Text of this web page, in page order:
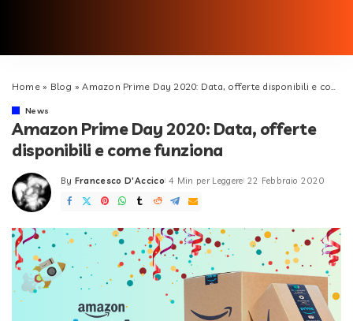
Home» Blog »Amazon Prime Day 2020: Data, offerte disponibili e come funziona
News
Amazon Prime Day 2020: Data, offerte
disponibili e come funziona
Posted
by
By Francesco D'Accico 4 Min per Leggere 22 Febbraio 2020